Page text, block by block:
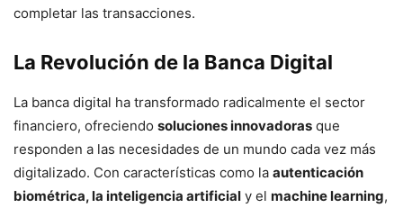
completar las transacciones.
La Revolución de la Banca Digital
La banca digital ha transformado radicalmente el sector
financiero, ofreciendo soluciones innovadoras que
responden a las necesidades de un mundo cada vez más
digitalizado. Con características como la autenticación
biométrica, la inteligencia artificial y el machine learning,